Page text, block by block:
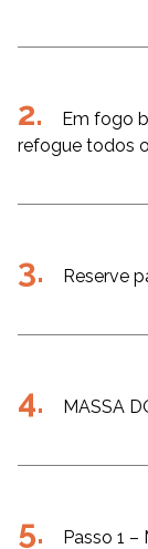
Em fogo
refogue todos
Reserve
MASSA
Passo 1 –